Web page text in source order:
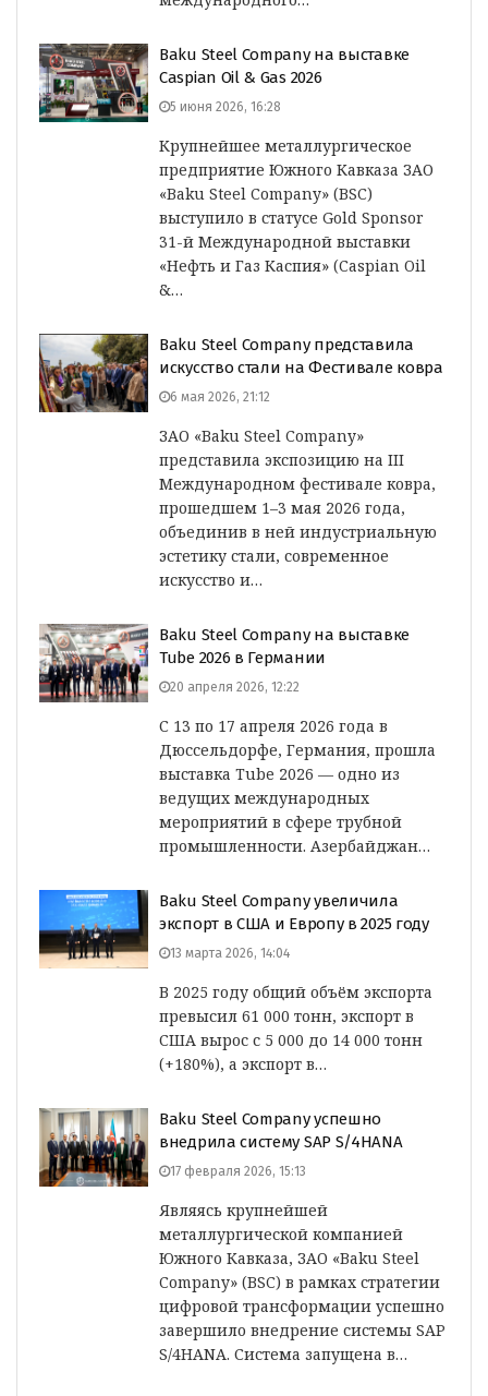
Baku Steel Company на выставке
Caspian Oil & Gas 2026
5 июня 2026, 16:28
Крупнейшее металлургическое
предприятие Южного Кавказа ЗАО
«Baku Steel Company» (BSC)
выступило в статусе Gold Sponsor
31-й Международной выставки
«Нефть и Газ Каспия» (Caspian Oil
&…
Baku Steel Company представила
искусство стали на Фестивале ковра
6 мая 2026, 21:12
ЗАО «Baku Steel Company»
представила экспозицию на III
Международном фестивале ковра,
прошедшем 1–3 мая 2026 года,
объединив в ней индустриальную
эстетику стали, современное
искусство и…
Baku Steel Company на выставке
Tube 2026 в Германии
20 апреля 2026, 12:22
С 13 по 17 апреля 2026 года в
Дюссельдорфе, Германия, прошла
выставка Tube 2026 — одно из
ведущих международных
мероприятий в сфере трубной
промышленности. Азербайджан…
Baku Steel Company увеличила
экспорт в США и Европу в 2025 году
13 марта 2026, 14:04
В 2025 году общий объём экспорта
превысил 61 000 тонн, экспорт в
США вырос с 5 000 до 14 000 тонн
(+180%), а экспорт в…
Baku Steel Company успешно
внедрила систему SAP S/4HANA
17 февраля 2026, 15:13
Являясь крупнейшей
металлургической компанией
Южного Кавказа, ЗАО «Baku Steel
Company» (BSC) в рамках стратегии
цифровой трансформации успешно
завершило внедрение системы SAP
S/4HANA. Система запущена в…